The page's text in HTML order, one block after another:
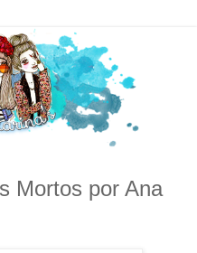
Mortos por Ana